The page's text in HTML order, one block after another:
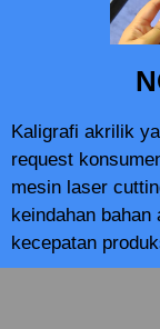
Kaligrafi akrilik
request
mesin laser
keindahan
kecepatan